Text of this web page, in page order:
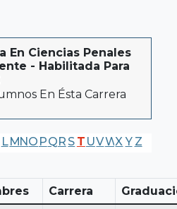
En Ciencias Penales
- Habilitada Para
En Ésta Carrera
LMNO PQR S T UVWX Y Z
Carrera